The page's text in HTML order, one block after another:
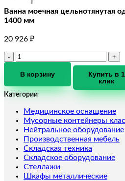
Ванна моечная цельнотянутая
1400 мм
20 926 ₽
Количество
Ванна
цельнотянутая
длина
1400
мм
В корзину
Купить в 1
клик
Категории
Медицинское оснащение
Мусорные контейнеры
Нейтральное оборудование
Производственная мебель
Складская техника
Складское оборудование
Стеллажи
Шкафы металлические